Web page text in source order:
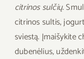
citrinos sulčių.
citrinos sultis,
sviestą. Įmaišykite
dubenėlius,